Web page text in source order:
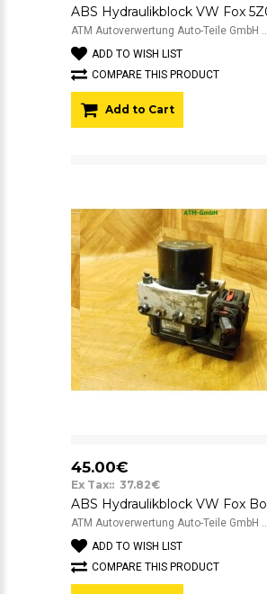
ATM Autoverwertung Auto-Teile GmbH ..
ADD TO WISH LIST
COMPARE THIS PRODUCT
Add to Cart
45.00€
Ex Tax:: 37.82€
ATM Autoverwertung Auto-Teile GmbH ..
ADD TO WISH LIST
COMPARE THIS PRODUCT